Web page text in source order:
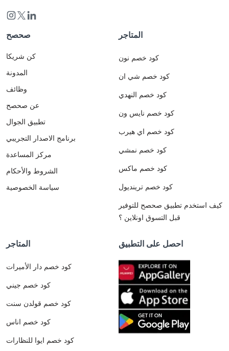
صحصح
كن شريكا
المدونة
وظائف
عن صحصح
تطبيق الجوال
برنامج الاصدار التجريبي
مركز المساعدة
الشروط والأحكام
سياسة الخصوصية
المتاجر
كود خصم نون
كود خصم شي ان
كود خصم النهدي
كود خصم نايس ون
كود خصم اي هيرب
كود خصم نمشي
كود خصم ماكس
كود خصم ترينديول
كيف استخدم تطبيق صحصح للتوفير
قبل التسوق اونلاين ؟
المتاجر
كود خصم دار الأميرات
كود خصم جيني
كود خصم قولدن سنت
كود خصم اناس
كود خصم ايوا للنظارات
احصل على التطبيق